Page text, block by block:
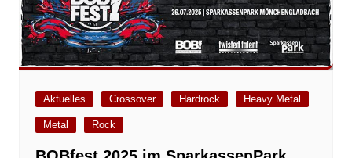
Aktuelles Crossover Hardrock Heavy Metal
Metal Rock